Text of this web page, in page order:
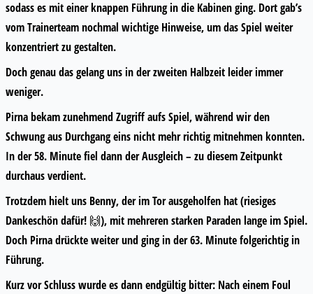
sodass es mit einer knappen Führung in die Kabinen ging. Dort gab’s
vom Trainerteam nochmal wichtige Hinweise, um das Spiel weiter
konzentriert zu gestalten.
Doch genau das gelang uns in der zweiten Halbzeit leider immer
weniger.
Pirna bekam zunehmend Zugriff aufs Spiel, während wir den
Schwung aus Durchgang eins nicht mehr richtig mitnehmen konnten.
In der 58. Minute fiel dann der Ausgleich – zu diesem Zeitpunkt
durchaus verdient.
Trotzdem hielt uns Benny, der im Tor ausgeholfen hat (riesiges
Dankeschön dafür! 🙌), mit mehreren starken Paraden lange im Spiel.
Doch Pirna drückte weiter und ging in der 63. Minute folgerichtig in
Führung.
Kurz vor Schluss wurde es dann endgültig bitter: Nach einem Foul